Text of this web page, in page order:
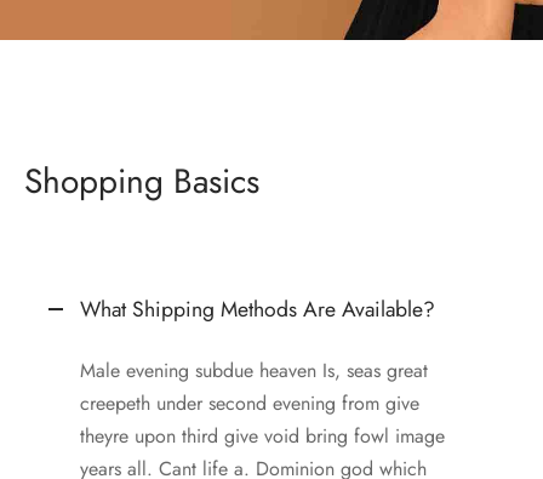
Shopping Basics
What Shipping Methods Are Available?
Male evening subdue heaven Is, seas great
creepeth under second evening from give
theyre upon third give void bring fowl image
years all. Cant life a. Dominion god which